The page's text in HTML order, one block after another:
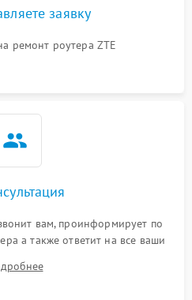
заявку
ремонт роутера ZTE
вам, проинформирует по
а также ответит на все ваши